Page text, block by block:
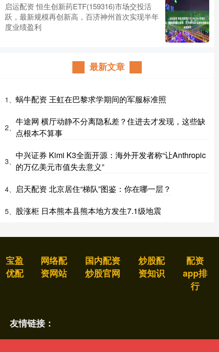
启运配资 恒生创新药ETF(159316)市场交投活
跃，最新规模再创新高，百济神州首次实现半年
度业绩盈利
最新文章
1、 蜗牛配资 王虹在巴黎求学期间的军服标准照
2、
牛途网 横厅动静不分离隐私差？住进去才发现，这些缺
点根本不算事
3、
中兴证券 Kimi K3全面开源：海外开发者称“让Anthropic
的万亿美元市值失去意义”
4、 启天配资 北京居住“梯队”图鉴：你在哪一层？
5、 股涨柜 日本熊本县熊本地方发生7.1级地震
宝盈
优配
网络配
资网站
国内配资
炒股官网
炒股配
资知识
配资
app排
行
友情链接：